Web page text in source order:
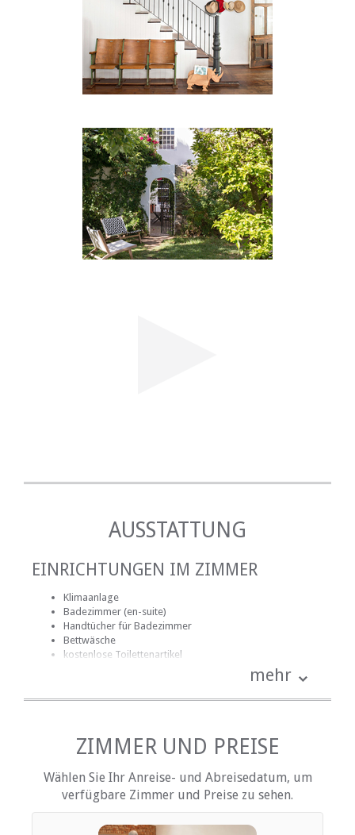
AUSSTATTUNG
EINRICHTUNGEN IM ZIMMER
Klimaanlage
Badezimmer (en-suite)
Handtücher für Badezimmer
Bettwäsche
kostenlose Toilettenartikel
Küche (komplett ausgestattet)
EINRICHTUNGEN AUF DEM GELÄNDE
Kinderfreundlich (alle Altersgruppen)
Garten(e)
Gästelounge mit TV
Wäscheservice
mehr
ZIMMER UND PREISE
Wählen Sie Ihr Anreise- und Abreisedatum, um
verfügbare Zimmer und Preise zu sehen.